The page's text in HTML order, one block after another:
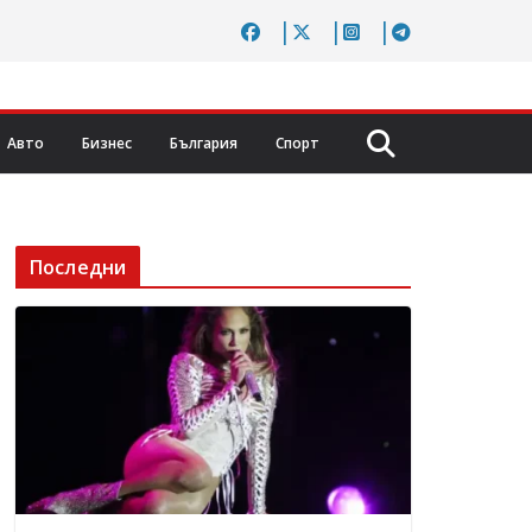
Авто Бизнес България Спорт
Последни